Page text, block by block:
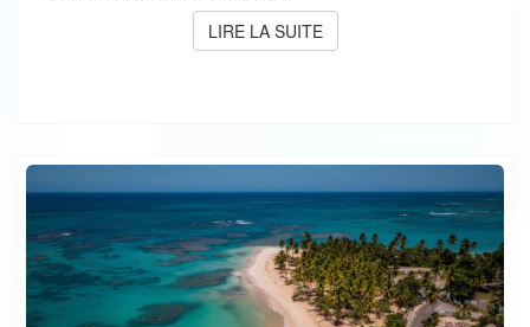
LIRE LA SUITELIRE LA SUITE